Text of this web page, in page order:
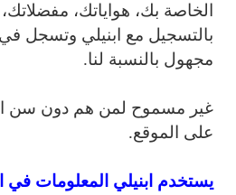
الخاصة بك، هواياتك،
بالتسجيل مع ابنيلي وتسجل في
مجهول بالنسبة لنا.
غير مسموح لمن هم دون سن
على الموقع.
يستخدم ابنيلي المعلومات في